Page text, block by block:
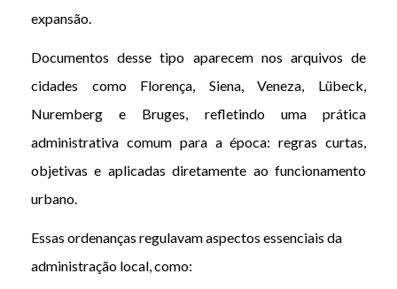
expansão.
Documentos desse tipo aparecem nos arquivos de
cidades como Florença, Siena, Veneza, Lübeck,
Nuremberg e Bruges, refletindo uma prática
administrativa comum para a época: regras curtas,
objetivas e aplicadas diretamente ao funcionamento
urbano.
Essas ordenanças regulavam aspectos essenciais da
administração local, como: